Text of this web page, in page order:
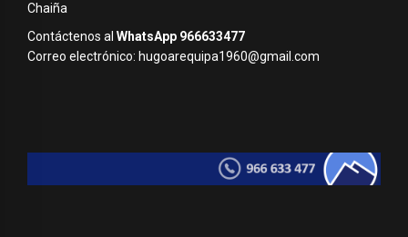
Chaiña
Contáctenos al WhatsApp 966633477
Correo electrónico: hugoarequipa1960@gmail.com